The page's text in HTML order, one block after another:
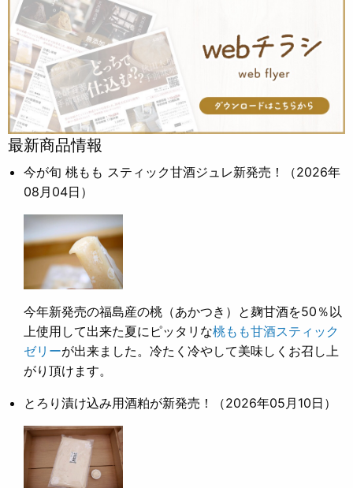
最新商品情報
今が旬 桃もも スティック甘酒ジュレ新発売！
（2026年
08月04日）
今年新発売の福島産の桃（あかつき）と麹甘酒を50％以
上使用して出来た夏にピッタリな桃もも甘酒スティック
ゼリーが出来ました。冷たく冷やして美味しくお召し上
がり頂けます。
とろり漬け込み用酒粕が新発売！ （2026年05月10日）